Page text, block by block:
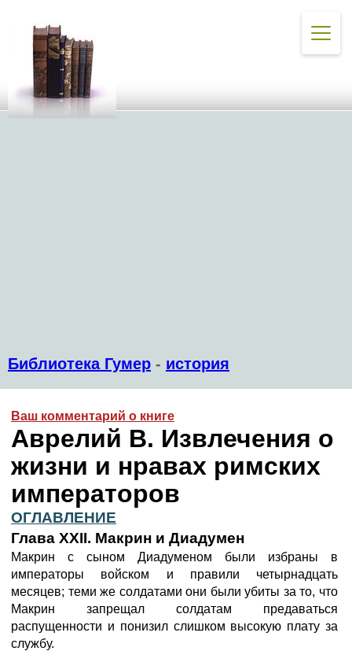
Библиотека Гумер - история
Ваш комментарий о книге
Аврелий В. Извлечения о
жизни и нравах римских
императоров
ОГЛАВЛЕНИЕ
Глава XXII. Макрин и Диадумен
Макрин с сыном Диадуменом были избраны в
императоры войском и правили четырнадцать
месяцев; теми же солдатами они были убиты за то, что
Макрин запрещал солдатам предаваться
распущенности и понизил слишком высокую плату за
службу.